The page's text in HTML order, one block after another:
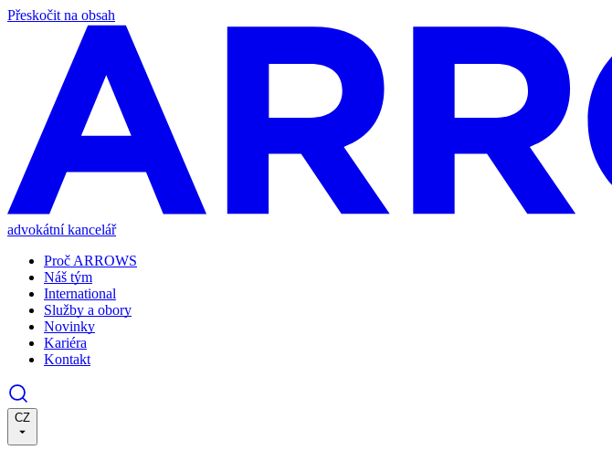
Přeskočit na obsah
advokátní kancelář
Proč ARROWS
Náš tým
International
Služby a obory
Novinky
Kariéra
Kontakt
CZ